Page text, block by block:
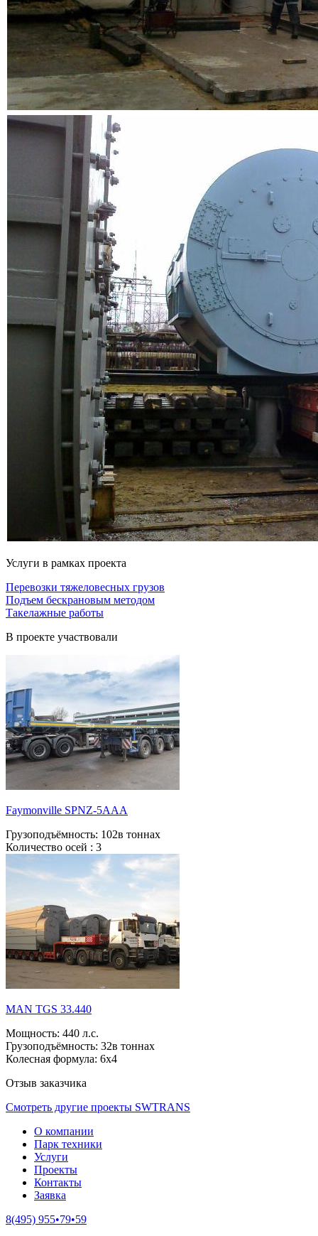
Услуги в рамках проекта
Перевозки тяжеловесных грузов
Подъем бескрановым методом
Такелажные работы
В проекте участвовали
Faymonville SPNZ-5AAA
Грузоподъёмность: 102в тоннах
Количество осей : 3
MAN TGS 33.440
Мощность: 440 л.с.
Грузоподъёмность: 32в тоннах
Колесная формула: 6х4
Отзыв заказчика
Смотреть другие проекты SWTRANS
О компании
Парк техники
Услуги
Проекты
Контакты
Заявка
8(495) 955•79•59